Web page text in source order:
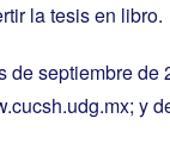
la tesis en libro.
de septiembre
; y